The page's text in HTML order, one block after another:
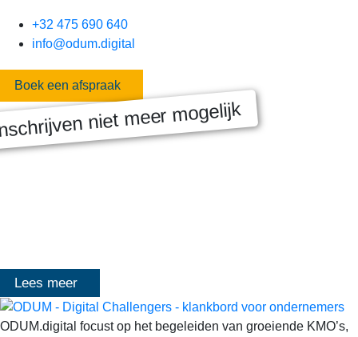
+32 475 690 640
info@odum.digital
Boek een afspraak
niet meer mogelijk
MASTERCLASS 2025
Lees meer
ODUM.digital focust op het begeleiden van groeiende KMO’s,